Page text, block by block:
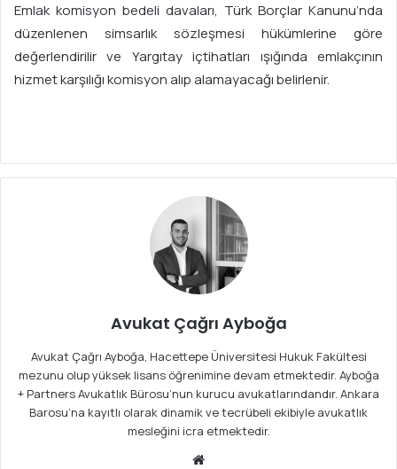
Emlak komisyon bedeli davaları, Türk Borçlar Kanunu’nda
düzenlenen simsarlık sözleşmesi hükümlerine göre
değerlendirilir ve Yargıtay içtihatları ışığında emlakçının
hizmet karşılığı komisyon alıp alamayacağı belirlenir.
Avukat Çağrı Ayboğa
Avukat Çağrı Ayboğa, Hacettepe Üniversitesi Hukuk Fakültesi
mezunu olup yüksek lisans öğrenimine devam etmektedir. Ayboğa
+ Partners Avukatlık Bürosu’nun kurucu avukatlarındandır. Ankara
Barosu’na kayıtlı olarak dinamik ve tecrübeli ekibiyle avukatlık
mesleğini icra etmektedir.